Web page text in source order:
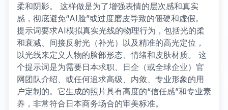
柔和阴影。 这样做是为了增强表情的层次感和真实
感，彻底避免“AI脸”或过度磨皮导致的僵硬和虚假。
提示词要求AI模拟真实光线的物理行为，包括光的柔
和衰减、间接反射光（补光）以及精准的高光定位，
以光线来定义人物的脸部形态、情绪和皮肤材质。 这
个提示词是为需要日本求职、日企（或全球企业）官
网团队介绍、或任何追求高级、内敛、专业形象的用
户定制的。它生成的照片具有高度的“信任感”和专业素
养，非常符合日本商务场合的审美标准。